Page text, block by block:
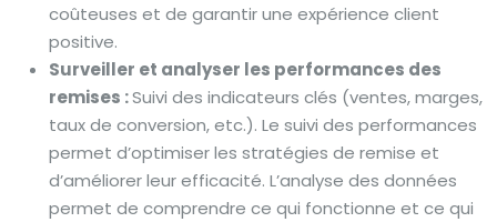
coûteuses et de garantir une expérience client
positive.
Surveiller et analyser les performances des
remises :Suivi des indicateurs clés (ventes, marges,
taux de conversion, etc.). Le suivi des performances
permet d’optimiser les stratégies de remise et
d’améliorer leur efficacité. L’analyse des données
permet de comprendre ce qui fonctionne et ce qui